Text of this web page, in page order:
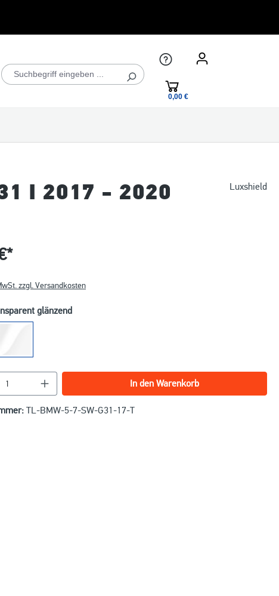
0,00 €*
I 2017 - 2020 Luxshield
zzgl. Versandkosten
glänzend
Anzahl: Gib den gewünschten Wert ein oder
In den Warenkorb
TL-BMW-5-7-SW-G31-17-T